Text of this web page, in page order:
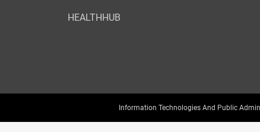
HEALTHHUB
Information Technologies And Public